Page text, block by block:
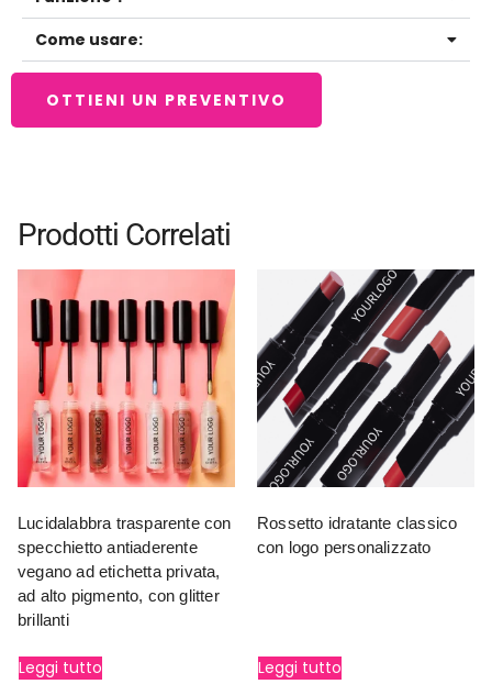
Come usare:
OTTIENI UN PREVENTIVO
Prodotti Correlati
Lucidalabbra trasparente con
specchietto antiaderente
vegano ad etichetta privata,
ad alto pigmento, con glitter
brillanti
Leggi tutto
Rossetto idratante classico
con logo personalizzato
Leggi tutto